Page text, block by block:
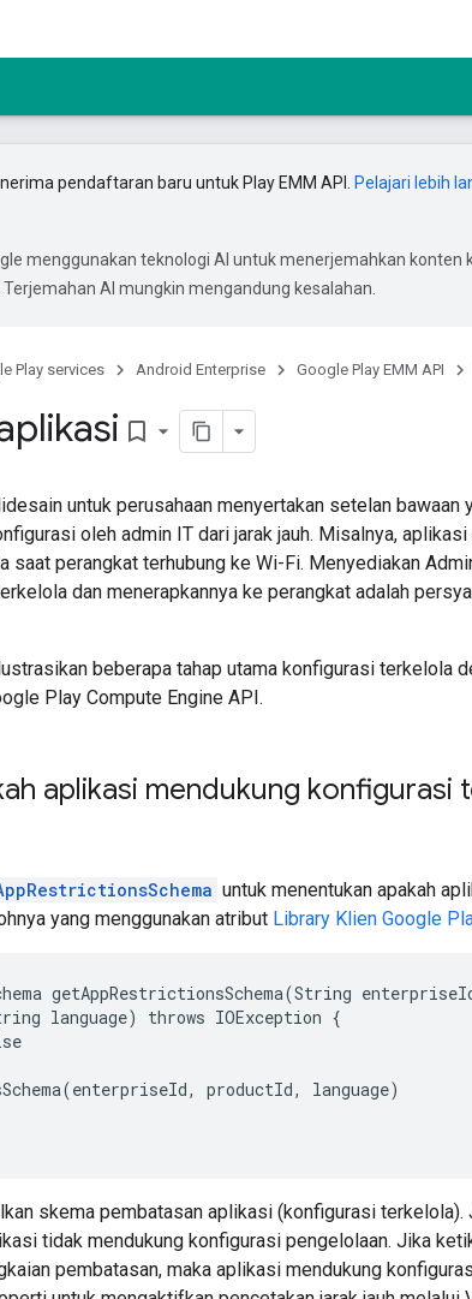
pendaftaran baru untuk Play EMM API. Pelajari lebih
menggunakan teknologi AI untuk menerjemahkan konten
AI mungkin mengandung kesalahan.
Play services Android Enterprise Google Play EMM API
bookmark_border
untuk perusahaan menyertakan setelan bawaan
oleh admin IT dari jarak jauh. Misalnya,
saat perangkat terhubung ke Wi-Fi. Menyediakan
dan menerapkannya ke perangkat adalah
beberapa tahap utama konfigurasi terkelola
Play Compute Engine API.
aplikasi mendukung konfigurasi
untuk menentukan apakah
yang menggunakan atribut Library Klien Google
getAppRestrictionsSchema(String
language) throws IOException {
productId, language)
skema pembatasan aplikasi (konfigurasi terkelola).
tidak mendukung konfigurasi pengelolaan. Jika
pembatasan, maka aplikasi mendukung